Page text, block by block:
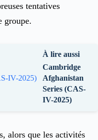
tentatives
groupe.
À lire aussi
Cambridge
Afghanistan
Series (CAS-
IV-2025)
alors que les activités